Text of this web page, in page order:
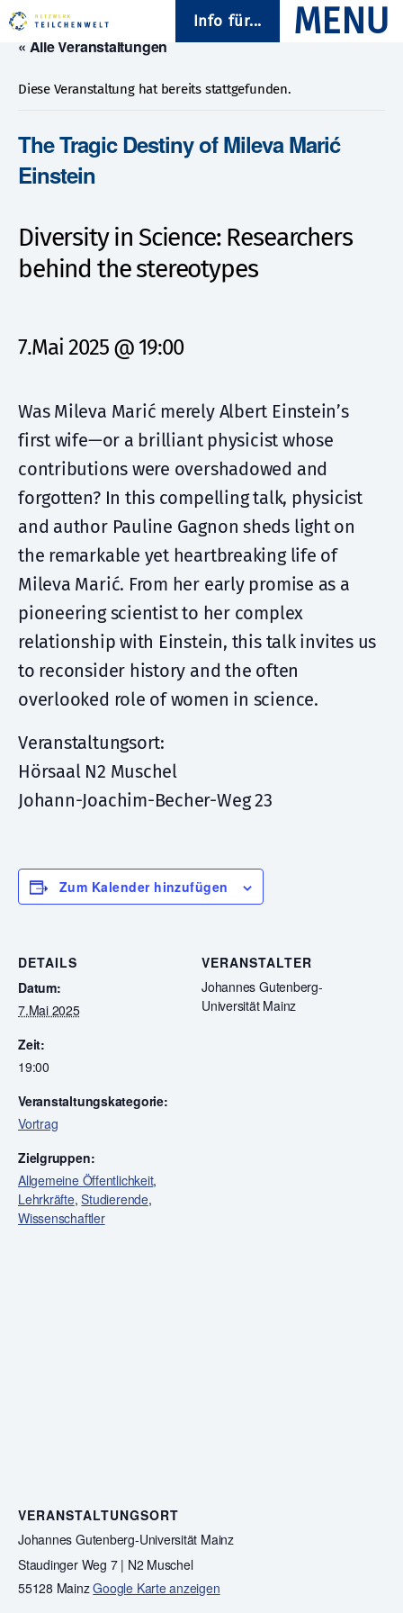
Info für...
« Alle Veranstaltungen
Diese Veranstaltung hat bereits stattgefunden.
The Tragic Destiny of Mileva Marić
Einstein
Diversity in Science: Researchers
behind the stereotypes
7.Mai 2025 @ 19:00
Was Mileva Marić merely Albert Einstein’s
first wife—or a brilliant physicist whose
contributions were overshadowed and
forgotten? In this compelling talk, physicist
and author Pauline Gagnon sheds light on
the remarkable yet heartbreaking life of
Mileva Marić. From her early promise as a
pioneering scientist to her complex
relationship with Einstein, this talk invites us
to reconsider history and the often
overlooked role of women in science.
Veranstaltungsort:
Hörsaal N2 Muschel
Johann-Joachim-Becher-Weg 23
Zum Kalender hinzufügen
DETAILS
Datum:
7.Mai 2025
Zeit:
19:00
Veranstaltungskategorie:
Vortrag
Zielgruppen:
Allgemeine Öffentlichkeit,
Lehrkräfte,Studierende,
Wissenschaftler
VERANSTALTER
Johannes Gutenberg-
Universität Mainz
VERANSTALTUNGSORT
Johannes Gutenberg-Universität Mainz
Staudinger Weg 7 | N2 Muschel
55128 MainzGoogle Karte anzeigen